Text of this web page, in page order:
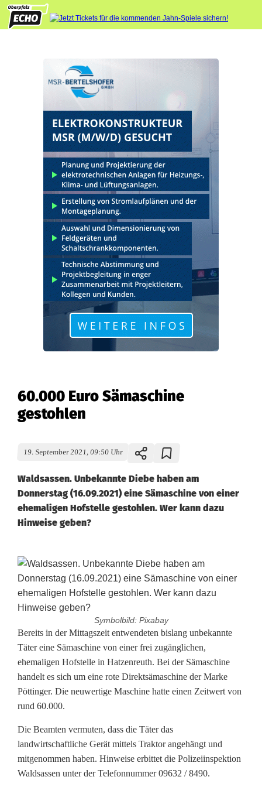
60.000 Euro Sämaschine
gestohlen
19. September 2021, 09:50 Uhr
Waldsassen. Unbekannte Diebe haben am
Donnerstag (16.09.2021) eine Sämaschine von einer
ehemaligen Hofstelle gestohlen. Wer kann dazu
Hinweise geben?
Symbolbild: Pixabay
6
0
.
0
0
0
E
Bereits in der Mittagszeit entwendeten bislang unbekannte
Täter eine Sämaschine von einer frei zugänglichen,
ehemaligen Hofstelle in Hatzenreuth. Bei der Sämaschine
handelt es sich um eine rote Direktsämaschine der Marke
Pöttinger. Die neuwertige Maschine hatte einen Zeitwert von
rund 60.000.
Die Beamten vermuten, dass die Täter das
landwirtschaftliche Gerät mittels Traktor angehängt und
mitgenommen haben. Hinweise erbittet die Polizeiinspektion
Waldsassen unter der Telefonnummer 09632 / 8490.